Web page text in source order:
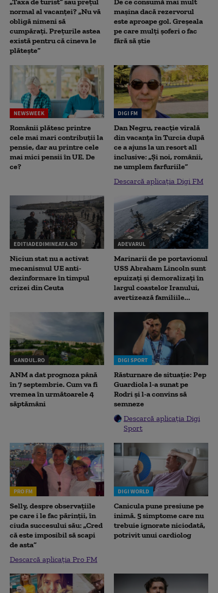
normal al vacanței? „Nu vă
obligă nimeni să
cumpărați. Prețurile astea
există pentru că cineva le
plătește”
mașina dacă rezervorul
este aproape gol. Greșeala
pe care mulți șoferi o fac
fără să știe
NEWSWEEK
Românii plătesc printre
cele mai mari contribuții la
pensie, dar au printre cele
mai mici pensii în UE. De
ce?
DIGI FM
Dan Negru, reacție virală
din vacanța în Turcia după
ce a ajuns la un resort all
inclusive: „Și noi, românii,
ne umplem farfuriile”
Descarcă aplicația Digi FM
EDITIADEDIMINEATA.RO
Niciun stat nu a activat
mecanismul UE anti-
dezinformare în timpul
crizei din Ceuta
ADEVARUL
Marinarii de pe portavionul
USS Abraham Lincoln sunt
epuizați și demoralizați în
largul coastelor Iranului,
avertizează familiile...
GANDUL.RO
ANM a dat prognoza până
în 7 septembrie. Cum va fi
vremea în următoarele 4
săptămâni
DIGI SPORT
Răsturnare de situație: Pep
Guardiola l-a sunat pe
Rodri și l-a convins să
semneze
Descarcă aplicația Digi
Sport
PRO FM
Selly, despre observațiile
pe care i le fac părinții, în
ciuda succesului său: „Cred
că este imposibil să scapi
de asta”
Descarcă aplicația Pro FM
DIGI WORLD
Canicula pune presiune pe
inimă. 5 simptome care nu
trebuie ignorate niciodată,
potrivit unui cardiolog